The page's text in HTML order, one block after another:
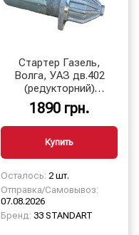
Стартер Газель,
Волга, УАЗ дв.402
(редукторний)
арт.5732.3708, 33
STANDART
1890 грн.
Купить
Осталось: 2 шт.
Отправка/Самовывоз:
07.08.2026
Бренд: 33 STANDART